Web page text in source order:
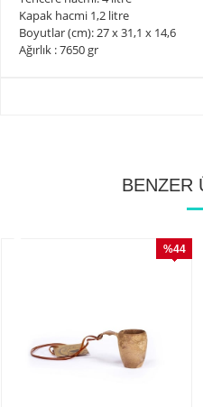
Kapak hacmi 1,2 litre
Boyutlar (cm): 27 x 31,1 x 14,6
Ağırlık : 7650 gr
BENZER
%44